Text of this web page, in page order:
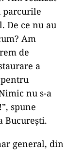
parcurile
De ce nu au
Am
de
a
nu s-a
spune
București.
general, din